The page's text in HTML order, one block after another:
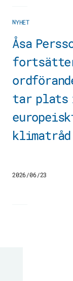
NYHET
Åsa
fortsätter
tar
klimatråd
2026/06/23